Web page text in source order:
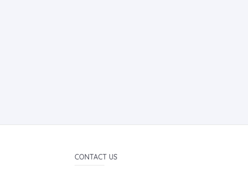
CONTACT US